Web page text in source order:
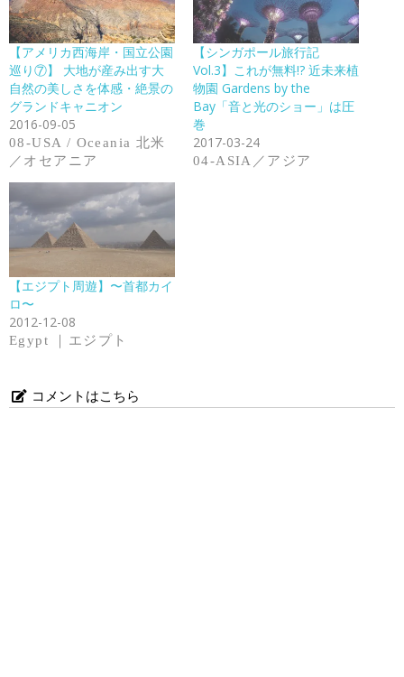
【アメリカ西海岸・国立公園
巡り⑦】 大地が産み出す大
自然の美しさを体感・絶景の
グランドキャニオン
2016-09-05
08-USA / Oceania 北米
／オセアニア
【シンガポール旅行記
Vol.3】これが無料!? 近未来植
物園 Gardens by the
Bay「音と光のショー」は圧
巻
2017-03-24
04-ASIA／アジア
【エジプト周遊】〜首都カイ
ロ〜
2012-12-08
Egypt ｜エジプト
コメントはこちら